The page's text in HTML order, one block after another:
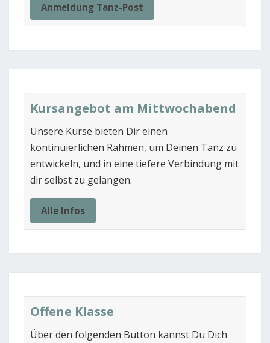
Anmeldung Tanz-Post
Kursangebot am Mittwochabend
Unsere Kurse bieten Dir einen
kontinuierlichen Rahmen, um Deinen Tanz zu
entwickeln, und in eine tiefere Verbindung mit
dir selbst zu gelangen.
Alle Infos
Offene Klasse
Über den folgenden Button kannst Du Dich